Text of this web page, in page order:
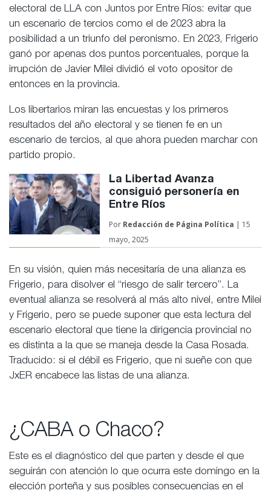
electoral de LLA con Juntos por Entre Ríos: evitar que
un escenario de tercios como el de 2023 abra la
posibilidad a un triunfo del peronismo. En 2023, Frigerio
ganó por apenas dos puntos porcentuales, porque la
irrupción de Javier Milei dividió el voto opositor de
entonces en la provincia.
Los libertarios miran las encuestas y los primeros
resultados del año electoral y se tienen fe en un
escenario de tercios, al que ahora pueden marchar con
partido propio.
La Libertad Avanza
consiguió personería en
Entre Ríos
Por Redacción de Página Política | 15
mayo, 2025
En su visión, quien más necesitaría de una alianza es
Frigerio, para disolver el “riesgo de salir tercero”. La
eventual alianza se resolverá al más alto nivel, entre Milei
y Frigerio, pero se puede suponer que esta lectura del
escenario electoral que tiene la dirigencia provincial no
es distinta a la que se maneja desde la Casa Rosada.
Traducido: si el débil es Frigerio, que ni sueñe con que
JxER encabece las listas de una alianza.
¿CABA o Chaco?
Este es el diagnóstico del que parten y desde el que
seguirán con atención lo que ocurra este domingo en la
elección porteña y sus posibles consecuencias en el